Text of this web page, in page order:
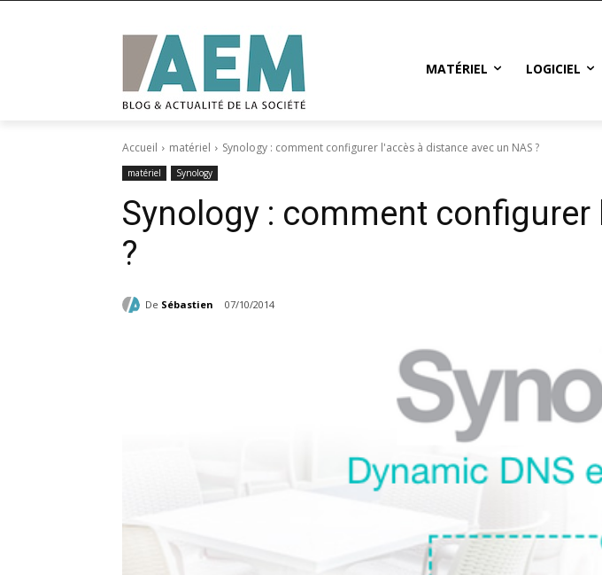
MATÉRIEL LOGICIEL
Accueil matériel Synology : comment configurer l'accès à distance avec un NAS ?
matériel Synology
Synology : comment configurer
?
De Sébastien 07/10/2014